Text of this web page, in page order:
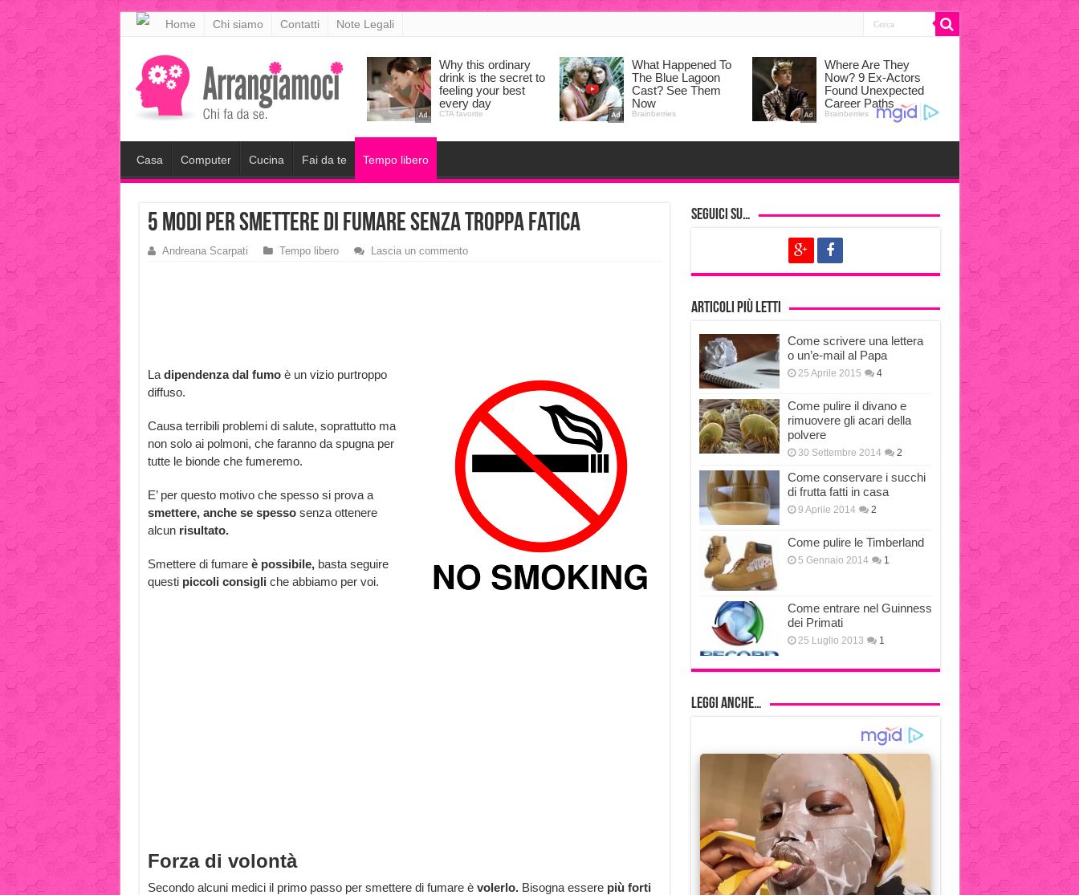
meritking
giriş
kingroyal
giriş
Home Chi siamo Contatti Note Legali
Casa Computer Cucina Fai da te Tempo libero
5 modi per smettere di fumare senza troppa fatica
Andreana Scarpati Tempo libero Lascia un commento
La dipendenza dal fumoè un vizio purtroppo
diffuso.
Causa terribili problemi di salute, soprattutto ma
non solo ai polmoni, che faranno da spugna per
tutte le bionde che fumeremo.
E’ per questo motivo che spesso si prova a
smettere, anche se spessosenza ottenere
alcun risultato.
Smettere di fumare è possibile,basta seguire
questi piccoli consigli che abbiamo per voi.
Forza di volontà
Secondo alcuni medici il primo passo per smettere di fumare èvolerlo.Bisogna essere più forti
Seguici su…
Articoli più letti
Come scrivere una lettera
o un’e-mail al Papa
25 Aprile 2015 4
Come pulire il divano e
rimuovere gli acari della
polvere
30 Settembre 2014 2
Come conservare i succhi
di frutta fatti in casa
9 Aprile 2014 2
Come pulire le Timberland
5 Gennaio 2014 1
Come entrare nel Guinness
dei Primati
25 Luglio 2013 1
Leggi anche…